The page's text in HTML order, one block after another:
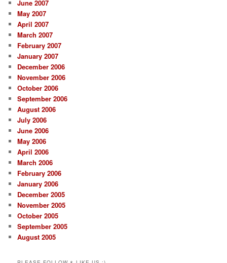
June 2007
May 2007
April 2007
March 2007
February 2007
January 2007
December 2006
November 2006
October 2006
September 2006
August 2006
July 2006
June 2006
May 2006
April 2006
March 2006
February 2006
January 2006
December 2005
November 2005
October 2005
September 2005
August 2005